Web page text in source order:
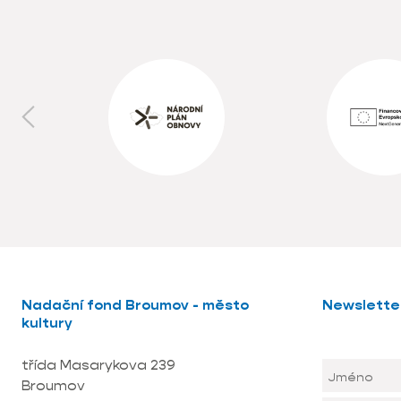
Nadační fond Broumov - město
kultury
třída Masarykova 239
Broumov